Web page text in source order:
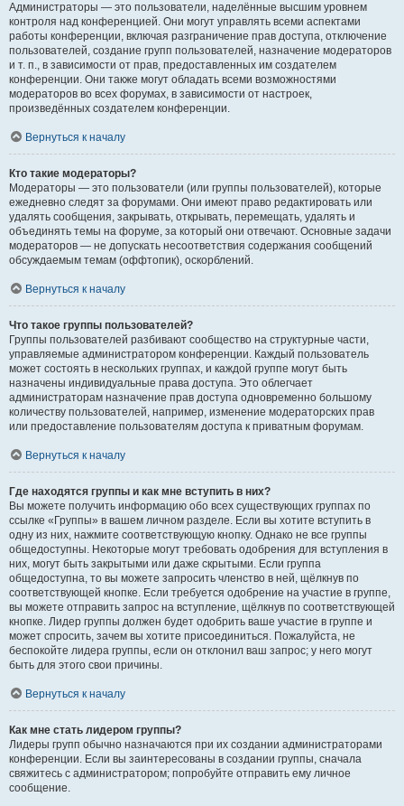
Администраторы — это пользователи, наделённые высшим уровнем
контроля над конференцией. Они могут управлять всеми аспектами
работы конференции, включая разграничение прав доступа, отключение
пользователей, создание групп пользователей, назначение модераторов
и т. п., в зависимости от прав, предоставленных им создателем
конференции. Они также могут обладать всеми возможностями
модераторов во всех форумах, в зависимости от настроек,
произведённых создателем конференции.
Вернуться к началу
Кто такие модераторы?
Модераторы — это пользователи (или группы пользователей), которые
ежедневно следят за форумами. Они имеют право редактировать или
удалять сообщения, закрывать, открывать, перемещать, удалять и
объединять темы на форуме, за который они отвечают. Основные задачи
модераторов — не допускать несоответствия содержания сообщений
обсуждаемым темам (оффтопик), оскорблений.
Вернуться к началу
Что такое группы пользователей?
Группы пользователей разбивают сообщество на структурные части,
управляемые администратором конференции. Каждый пользователь
может состоять в нескольких группах, и каждой группе могут быть
назначены индивидуальные права доступа. Это облегчает
администраторам назначение прав доступа одновременно большому
количеству пользователей, например, изменение модераторских прав
или предоставление пользователям доступа к приватным форумам.
Вернуться к началу
Где находятся группы и как мне вступить в них?
Вы можете получить информацию обо всех существующих группах по
ссылке «Группы» в вашем личном разделе. Если вы хотите вступить в
одну из них, нажмите соответствующую кнопку. Однако не все группы
общедоступны. Некоторые могут требовать одобрения для вступления в
них, могут быть закрытыми или даже скрытыми. Если группа
общедоступна, то вы можете запросить членство в ней, щёлкнув по
соответствующей кнопке. Если требуется одобрение на участие в группе,
вы можете отправить запрос на вступление, щёлкнув по соответствующей
кнопке. Лидер группы должен будет одобрить ваше участие в группе и
может спросить, зачем вы хотите присоединиться. Пожалуйста, не
беспокойте лидера группы, если он отклонил ваш запрос; у него могут
быть для этого свои причины.
Вернуться к началу
Как мне стать лидером группы?
Лидеры групп обычно назначаются при их создании администраторами
конференции. Если вы заинтересованы в создании группы, сначала
свяжитесь с администратором; попробуйте отправить ему личное
сообщение.